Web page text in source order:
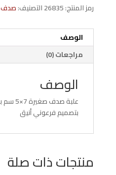
رمز المنتج:26835التصنيف:صدف
الوصف
مراجعات (0)
الوصف
علبة
بتصميم فرعوني أنيق
منتجات ذات صلة